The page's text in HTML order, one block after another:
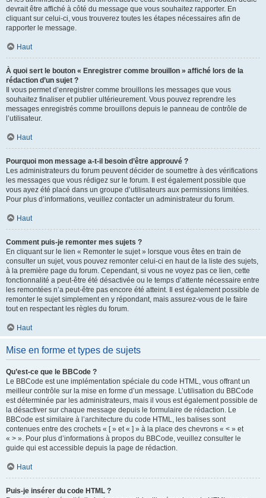
devrait être affiché à côté du message que vous souhaitez rapporter. En
cliquant sur celui-ci, vous trouverez toutes les étapes nécessaires afin de
rapporter le message.
Haut
À quoi sert le bouton « Enregistrer comme brouillon » affiché lors de la
rédaction d’un sujet ?
Il vous permet d’enregistrer comme brouillons les messages que vous
souhaitez finaliser et publier ultérieurement. Vous pouvez reprendre les
messages enregistrés comme brouillons depuis le panneau de contrôle de
l’utilisateur.
Haut
Pourquoi mon message a-t-il besoin d’être approuvé ?
Les administrateurs du forum peuvent décider de soumettre à des vérifications
les messages que vous rédigez sur le forum. Il est également possible que
vous ayez été placé dans un groupe d’utilisateurs aux permissions limitées.
Pour plus d’informations, veuillez contacter un administrateur du forum.
Haut
Comment puis-je remonter mes sujets ?
En cliquant sur le lien « Remonter le sujet » lorsque vous êtes en train de
consulter un sujet, vous pouvez remonter celui-ci en haut de la liste des sujets,
à la première page du forum. Cependant, si vous ne voyez pas ce lien, cette
fonctionnalité a peut-être été désactivée ou le temps d’attente nécessaire entre
les remontées n’a peut-être pas encore été atteint. Il est également possible de
remonter le sujet simplement en y répondant, mais assurez-vous de le faire
tout en respectant les règles du forum.
Haut
Mise en forme et types de sujets
Qu’est-ce que le BBCode ?
Le BBCode est une implémentation spéciale du code HTML, vous offrant un
meilleur contrôle sur la mise en forme d’un message. L’utilisation du BBCode
est déterminée par les administrateurs, mais il vous est également possible de
la désactiver sur chaque message depuis le formulaire de rédaction. Le
BBCode est similaire à l’architecture du code HTML, les balises sont
contenues entre des crochets « [ » et « ] » à la place des chevrons « < » et
« > ». Pour plus d’informations à propos du BBCode, veuillez consulter le
guide qui est accessible depuis la page de rédaction.
Haut
Puis-je insérer du code HTML ?